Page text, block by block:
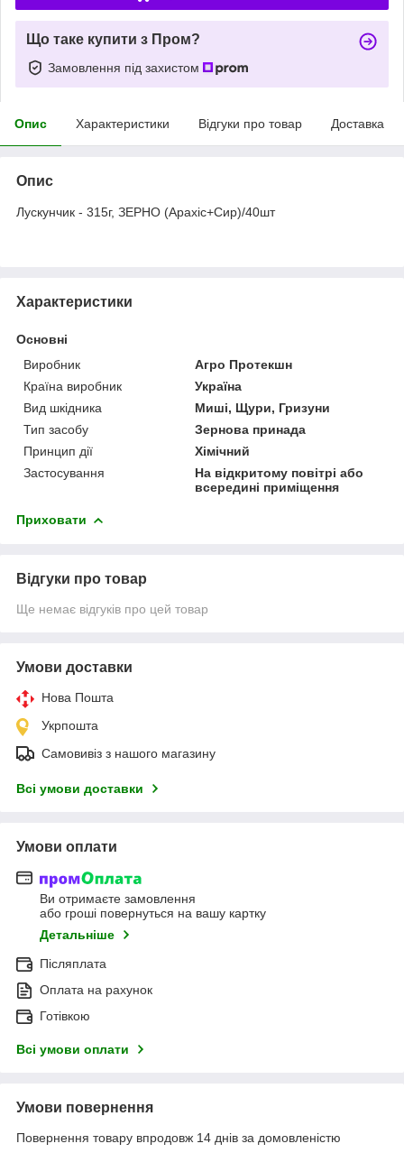
Що таке купити з Пром?
Замовлення під захистом
Опис Характеристики Відгуки про товар Доставка
Опис
Лускунчик - 315г, ЗЕРНО (Арахіс+Сир)/40шт
Характеристики
Основні
Виробник
Агро Протекшн
Країна виробник
Україна
Вид шкідника
Миші, Щури, Гризуни
Тип засобу
Зернова принада
Принцип дії
Хімічний
Застосування
На відкритому повітрі або
всередині приміщення
Приховати
Відгуки про товар
Ще немає відгуків про цей товар
Умови доставки
Нова Пошта
Укрпошта
Самовивіз з нашого магазину
Всі умови доставки
Умови оплати
Ви отримаєте замовлення
або гроші повернуться на вашу картку
Детальніше
Післяплата
Оплата на рахунок
Готівкою
Всі умови оплати
Умови повернення
Повернення товару впродовж 14 днів за домовленістю